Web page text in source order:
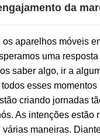
da
aparelhos móveis
uma
saber algo, ir a
esses momentos
criando jornadas
As intenções estão
várias maneiras.